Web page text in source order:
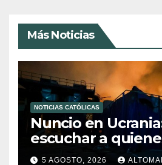
Más Noticias
NOTICIAS CATÓLICAS
Nuncio en
escuchar a
la guerra
5 AGOSTO, 2026